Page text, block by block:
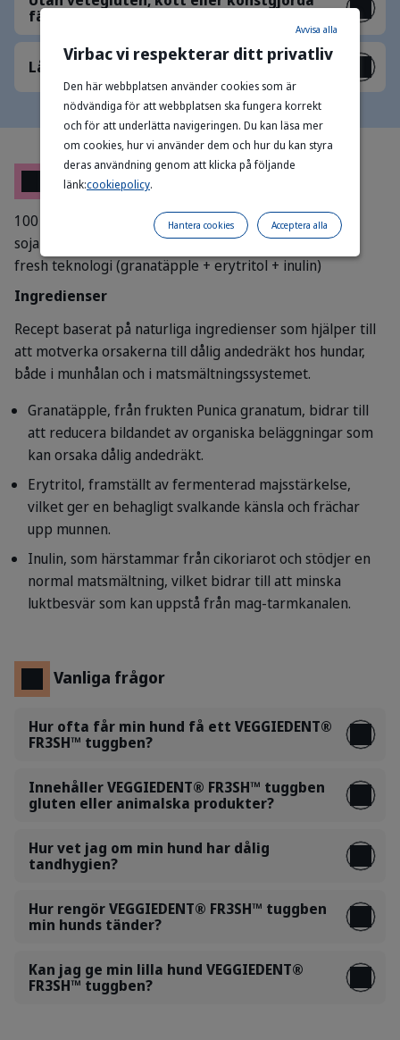
färg- och smakämnen
Lågt fettinnehåll
Sammansättning
100 % vegetabiliska. Majsstärkelse, glycerol,
sojabönsprotein, rismjöl, öljäst, sorbitol, majskärnor +
fresh teknologi (granatäpple + erytritol + inulin)
Ingredienser
Recept baserat på naturliga ingredienser som hjälper till
att motverka orsakerna till dålig andedräkt hos hundar,
både i munhålan och i matsmältningssystemet.
Granatäpple, från frukten Punica granatum, bidrar till
att reducera bildandet av organiska beläggningar som
kan orsaka dålig andedräkt.
Erytritol, framställt av fermenterad majsstärkelse,
vilket ger en behagligt svalkande känsla och frächar
upp munnen.
Inulin, som härstammar från cikoriarot och stödjer en
normal matsmältning, vilket bidrar till att minska
luktbesvär som kan uppstå från mag-tarmkanalen.
Vanliga frågor
Hur ofta får min hund få ett VEGGIEDENT®
FR3SH™ tuggben?
Innehåller VEGGIEDENT® FR3SH™ tuggben
gluten eller animalska produkter?
Hur vet jag om min hund har dålig
tandhygien?
Hur rengör VEGGIEDENT® FR3SH™ tuggben
min hunds tänder?
Kan jag ge min lilla hund VEGGIEDENT®
FR3SH™ tuggben?
Virbac vi respekterar ditt privatliv
Den här webbplatsen använder cookies som är
nödvändiga för att webbplatsen ska fungera korrekt
och för att underlätta navigeringen. Du kan läsa mer
om cookies, hur vi använder dem och hur du kan styra
deras användning genom att klicka på följande
länk:cookiepolicy.
Avvisa alla
Acceptera alla
Hantera cookies